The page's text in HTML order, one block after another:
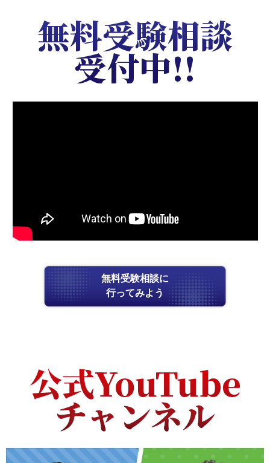
無料受験相談
受付中!!
無料受験相談に
行ってみよう
公式YouTube
チャンネル